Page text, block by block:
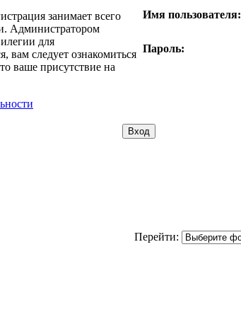
занимает всего
Администратором
для
вам следует ознакомиться
ваше присутствие на
Имя пользователя:
Пароль:
Перейти: